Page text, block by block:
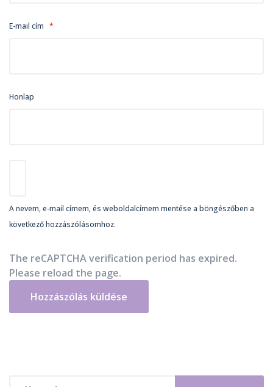
E-mail cím *
Honlap
A nevem, e-mail címem, és weboldalcímem mentése a böngészőben a
következő hozzászólásomhoz.
The reCAPTCHA verification period has expired.
Please reload the page.